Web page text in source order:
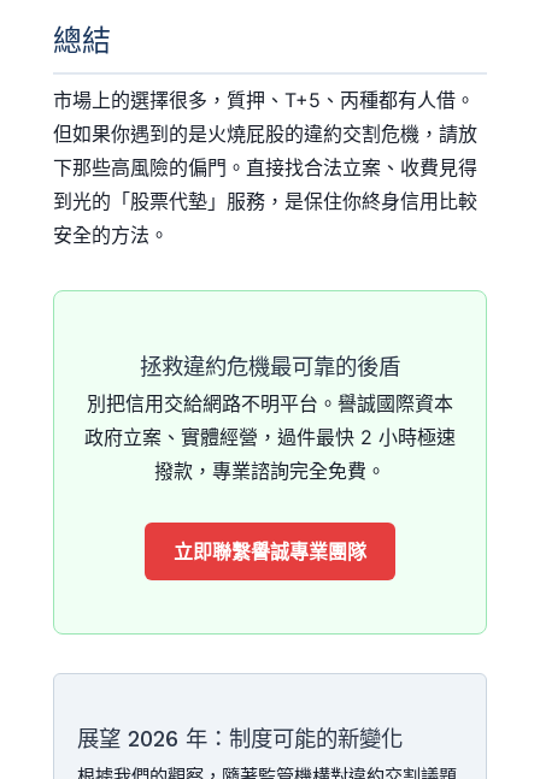
總結
市場上的選擇很多，質押、T+5、丙種都有人借。
但如果你遇到的是火燒屁股的違約交割危機，請放
下那些高風險的偏門。直接找合法立案、收費見得
到光的「股票代墊」服務，是保住你終身信用比較
安全的方法。
拯救違約危機最可靠的後盾
別把信用交給網路不明平台。譽誠國際資本
政府立案、實體經營，過件最快 2 小時極速
撥款，專業諮詢完全免費。
立即聯繫譽誠專業團隊
展望 2026 年：制度可能的新變化